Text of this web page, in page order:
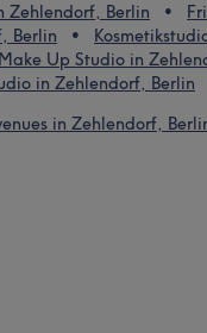
Zehlendorf, Berlin
Berlin
Make Up Studio in
in Zehlendorf, Berlin
in Zehlendorf,